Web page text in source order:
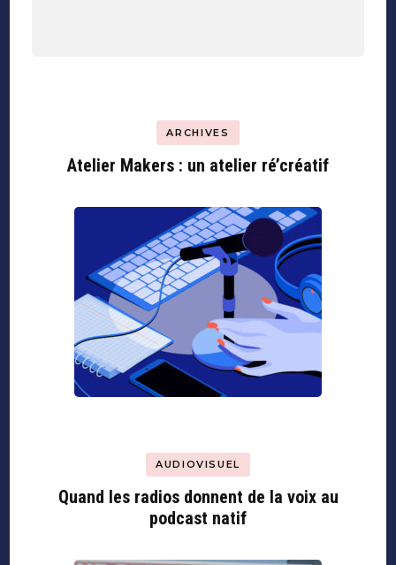
ARCHIVES
Atelier Makers : un atelier ré’créatif
AUDIOVISUEL
Quand les radios donnent de la voix au
podcast natif